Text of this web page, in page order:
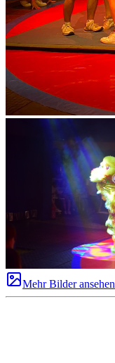
Mehr Bilder ansehen